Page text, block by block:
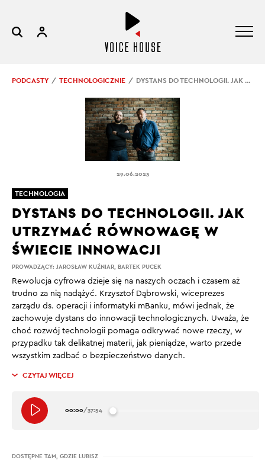
PODCASTY TECHNOLOGICZNIE DYSTANS DO TECHNOLOGII. JAK UTRZYMAĆ RÓWNOWAGĘ W ŚWIECIE INNOWACJI
29.06.2023
PROWADZĄCY: JAROSŁAW KUŹNIAR, BARTEK PUCEK
DYSTANS DO TECHNOLOGII. JAK
UTRZYMAĆ RÓWNOWAGĘ W
ŚWIECIE INNOWACJI
Rewolucja cyfrowa dzieje się na naszych oczach i czasem aż
trudno za nią nadążyć. Krzysztof Dąbrowski, wiceprezes
zarządu ds. operacji i informatyki mBanku, mówi jednak, że
zachowuje dystans do innowacji technologicznych. Uważa, że
choć rozwój technologii pomaga odkrywać nowe rzeczy, w
przypadku tak delikatnej materii, jak pieniądze, warto przede
wszystkim zadbać o bezpieczeństwo danych.
CZYTAJ WIĘCEJ
00:00/37:54
DOSTĘPNE TAM, GDZIE LUBISZ
TECHNOLOGIA